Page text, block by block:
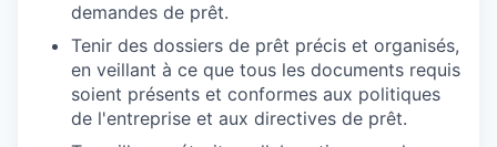
demandes de prêt.
Tenir des dossiers de prêt précis et organisés,
en veillant à ce que tous les documents requis
soient présents et conformes aux politiques
de l'entreprise et aux directives de prêt.